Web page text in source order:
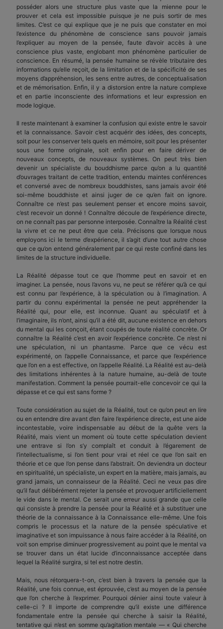
posséder alors une structure plus vaste que la mienne pour le
prouver et cela est impossible puisque je ne puis sortir de mes
limites. C’est ce qui explique que je ne puis que constater en moi
l’existence du phénomène de conscience sans pouvoir jamais
l’expliquer au moyen de la pensée, faute d’avoir accès à une
conscience plus vaste, englobant mon phénomène particulier de
conscience. En résumé, la pensée humaine se révèle tributaire des
informations qu’elle reçoit, de la limitation et de la spécificité de ses
moyens d’appréhension, les sens entre autres, de conceptualisation
et de mémorisation. Enfin, il y a distorsion entre la nature complexe
et en partie inconsciente des informations et leur expression en
mode logique.
Il reste maintenant à examiner la confusion qui existe entre le savoir
et la connaissance. Savoir c’est acquérir des idées, des concepts,
soit pour les conserver tels quels en mémoire, soit pour les présenter
sous une forme originale, soit enfin pour en faire dériver de
nouveaux concepts, de nouveaux systèmes. On peut très bien
devenir un spécialiste du bouddhisme parce qu’on a lu quantité
d’ouvrages traitant de cette tradition, entendu maintes conférences
et conversé avec de nombreux bouddhistes, sans jamais avoir été
soi-même bouddhiste et ainsi juger de ce qu’en fait on ignore.
Connaître ce n’est pas seulement penser et encore moins savoir,
c’est recevoir un donné ! Connaître découle de l’expérience directe,
on ne connaît pas par personne interposée. Connaître la Réalité c’est
la vivre et ce ne peut être que cela. Précisons que lorsque nous
employons ici le terme d’expérience, il s’agit d’une tout autre chose
que ce qu’on entend généralement par ce qui reste confiné dans les
limites de la structure individuelle.
La Réalité dépasse tout ce que l’homme peut en savoir et en
imaginer. La pensée, nous l’avons vu, ne peut se référer qu’à ce qui
est connu par l’expérience, à la spéculation ou à l’imagination. A
partir du connu expérimental la pensée ne peut appréhender la
Réalité qui, pour elle, est inconnue. Quant au spéculatif et à
l’imaginaire, ils n’ont, ainsi qu’il a été dit, aucune existence en dehors
du mental qui les conçoit, étant coupés de toute réalité concrète. Or
connaître la Réalité c’est en avoir l’expérience concrète. Ce n’est ni
une spéculation, ni un phantasme. Parce que ce vécu est
expérimenté, on l’appelle Connaissance, et parce que l’expérience
que l’on en a est effective, on l’appelle Réalité. La Réalité est au-delà
des limitations inhérentes à la nature humaine, au-delà de toute
manifestation. Comment la pensée pourrait-elle concevoir ce qui la
dépasse et ce qui est sans forme ?
Toute considération au sujet de la Réalité, tout ce qu’on peut en lire
ou en entendre dire avant d’en faire l’expérience directe, est une aide
incontestable, voire indispensable au début de la quête vers la
Réalité, mais vient un moment où toute cette spéculation devient
une entrave si l’on s’y complaît et conduit à l’égarement de
l’intellectualisme, si l’on tient pour vrai et réel ce que l’on sait en
théorie et ce que l’on pense dans l’abstrait. On deviendra un docteur
en spiritualité, un spécialiste, un expert en la matière, mais jamais, au
grand jamais, un connaisseur de la Réalité. Ceci ne veux pas dire
qu’il faut délibérément rejeter la pensée et provoquer artificiellement
le vide dans le mental. Ce serait une erreur aussi grande que celle
qui consiste à prendre la pensée pour la Réalité et à substituer une
théorie de la connaissance à la Connaissance elle-même. Une fois
compris le processus et la nature de la pensée spéculative et
imaginative et son impuissance à nous faire accéder à la Réalité, on
voit son emprise diminuer progressivement au point que le mental va
se trouver dans un état lucide d’inconnaissance acceptée dans
lequel la Réalité surgira, si tel est notre destin.
Mais, nous rétorquera-t-on, c’est bien à travers la pensée que la
Réalité, une fois connue, est éprouvée, c’est au moyen de la pensée
que l’on cherche à l’exprimer. Pourquoi dénier ainsi toute valeur à
celle-ci ? Il importe de comprendre qu’il existe une différence
fondamentale entre la pensée qui cherche à saisir la Réalité,
tentative qui n’est en somme qu’agitation mentale — « Qui cherche